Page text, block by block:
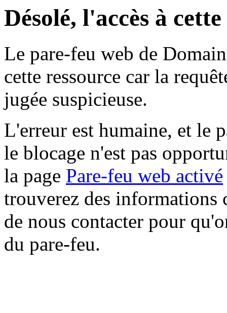
Désolé, l'accès à
Le pare-feu web de
cette ressource car la
jugée suspicieuse.
L'erreur est humaine, et le
le blocage n'est pas
la page Pare-feu web activé
trouverez des informations
de nous contacter pour
du pare-feu.